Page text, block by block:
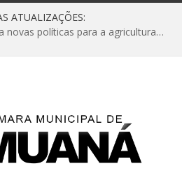
ATUALIZAÇÕES:
Câmara de Muaná aprova novas políticas para a agricultura e solicita reforma da Ponte do Reduto